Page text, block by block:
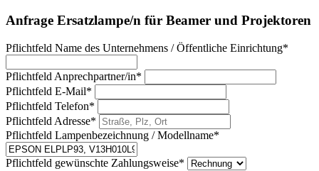
Anfrage Ersatzlampe/n für Beamer und Projektoren
Pflichtfeld Name des Unternehmens / Öffentliche Einrichtung*
Pflichtfeld Anprechpartner/in*
Pflichtfeld E-Mail*
Pflichtfeld Telefon*
Pflichtfeld Adresse*
Pflichtfeld Lampenbezeichnung / Modellname*
Pflichtfeld gewünschte Zahlungsweise*